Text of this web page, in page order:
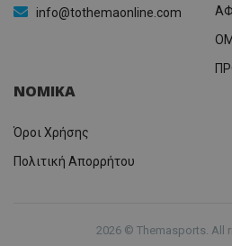
info@tothemaonline.com
ΝΟΜΙΚΑ
Όροι Χρήσης
Πολιτική Απορρήτου
2026 © Themasports. All